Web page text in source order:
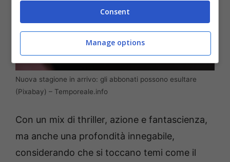
Nuova stagione in arrivo: gli abbonati possono esultare
(Pixabay) – Temporeale.info
Con un mix di thriller, azione e fantascienza,
ma anche una profondità innegabile,
considerando che si toccano temi come il
Consent
Manage options